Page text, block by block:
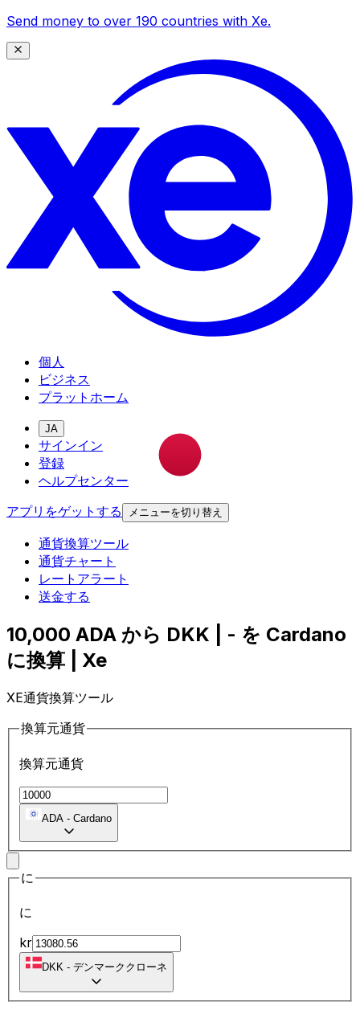
Send money to over 190 countries with Xe.
個人
ビジネス
プラットホーム
JA
サインイン
登録
ヘルプセンター
アプリをゲットする
メニューを切り替え
通貨換算ツール
通貨チャート
レートアラート
送金する
10,000 ADA から DKK | - を Cardano
に換算 | Xe
XE通貨換算ツール
換算元通貨
換算元通貨
ADA - Cardano
に
に
kr
DKK - デンマーククローネ